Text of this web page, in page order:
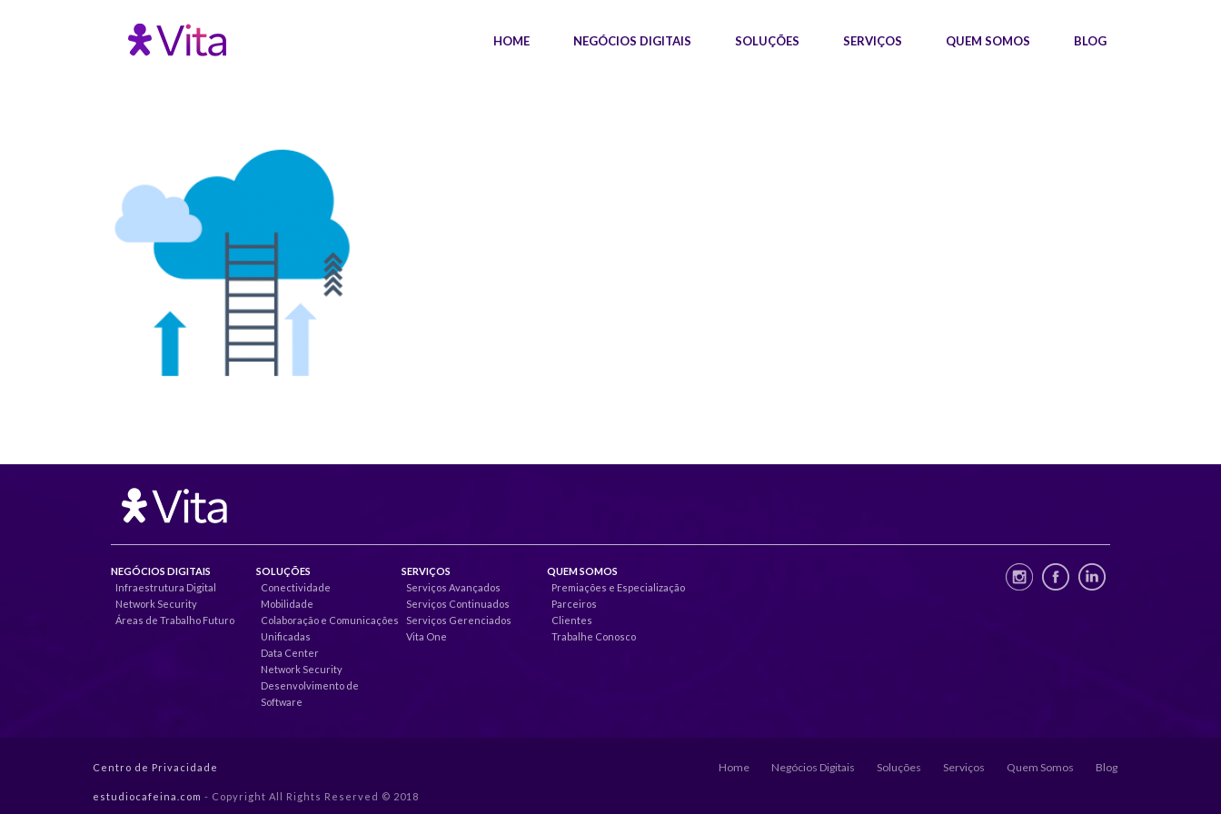
HOME NEGÓCIOS DIGITAIS SOLUÇÕES SERVIÇOS QUEM SOMOS BLOG
NEGÓCIOS DIGITAIS
Infraestrutura Digital
Network Security
Áreas de Trabalho Futuro
SOLUÇÕES
Conectividade
Mobilidade
Colaboração e Comunicações
Unificadas
Data Center
Network Security
Desenvolvimento de
Software
SERVIÇOS
Serviços Avançados
Serviços Continuados
Serviços Gerenciados
Vita One
QUEM SOMOS
Premiações e Especialização
Parceiros
Clientes
Trabalhe Conosco
Centro de Privacidade
estudiocafeina.com - Copyright All Rights Reserved © 2018
Home Negócios Digitais Soluções Serviços Quem Somos Blog